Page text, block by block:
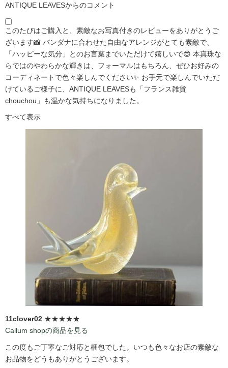
ANTIQUE LEAVESからのコメント
このたびはご購入と、素敵なお写真付きのレビューをありがとうご
ざいます📸 バンダナに合わせた自由なアレンジがとても素敵で、
「ハッピーな気分」とのお言葉までいただけて嬉しいで😍 本真珠な
らではのやわらかな輝きは、フォーマルはもちろん、ぜひお好みの
コーディネートで色々楽しんでください✨ お手元で楽しんでいただ
けているご様子に、ANTIQUE LEAVESも「フランス雑貨
chouchou」も温かな気持ちになりました。
すべて表示
11clover02 ★★★★★
Callum shopの商品を見る
この度もご丁寧なご対応と梱包でした。いつも色々なお店の素敵な
お品物をどうもありがとうございます。